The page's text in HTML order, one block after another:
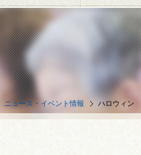
ニュース・イベント情報 ハロウィン